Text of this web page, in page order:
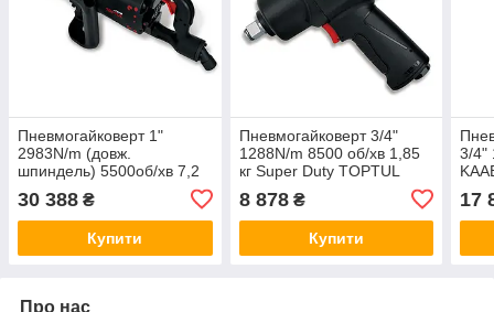
Пневмогайковерт 1"
2983N/m (довж.
шпиндель) 5500об/хв 7,2
KSAD3220
30 388 ₴
Купити
Пневмогайковерт 3/4"
1288N/m 8500 об/хв 1,85
кг Super Duty TOPTUL
8 878₴
Купити
3/4"
17
Про нас